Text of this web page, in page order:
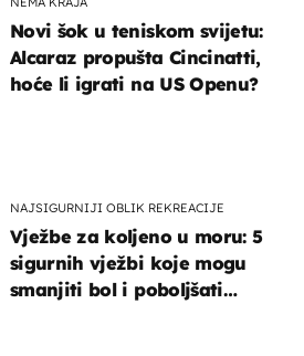
NAJSIGURNIJI OBLIK REKREACIJE
Vježbe za koljeno u moru: 5
sigurnih vježbi koje mogu
smanjiti bol i poboljšati
Novi šok u teniskom svijetu:
Alcaraz propušta Cincinatti,
hoće li igrati na US Openu?